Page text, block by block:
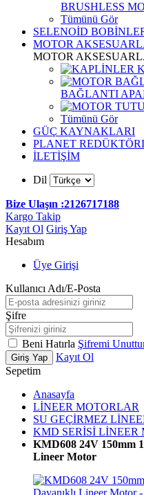
BRUSHLESS
Tümünü Gör
SELENOİD
MOTOR
MOTOR
BAĞLANTI
Tümünü Gör
GÜÇ KAYNAKLARI
PLANET
İLETİŞİM
Dil
Bize Ulaşın :2126717188
Kargo Takip
Kayıt Ol Giriş Yap
Hesabım
Üye Girişi
Kullanıcı Adı/E-Posta
Şifre
Beni Hatırla Şifremi
Giriş Yap
Kayıt Ol
Sepetim
Anasayfa
LİNEER MOTORLAR
SU GEÇİRMEZ
KMD SERİSİ LİNEER
KMD608 24V 150mm
Lineer Motor